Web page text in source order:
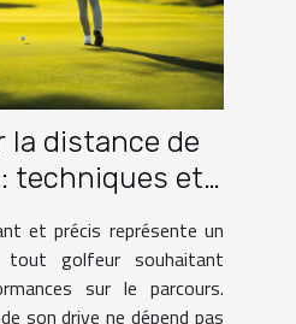
la distance de
techniques et
et précis représente un
golfeur souhaitant
sur le parcours.
son drive ne dépend pas